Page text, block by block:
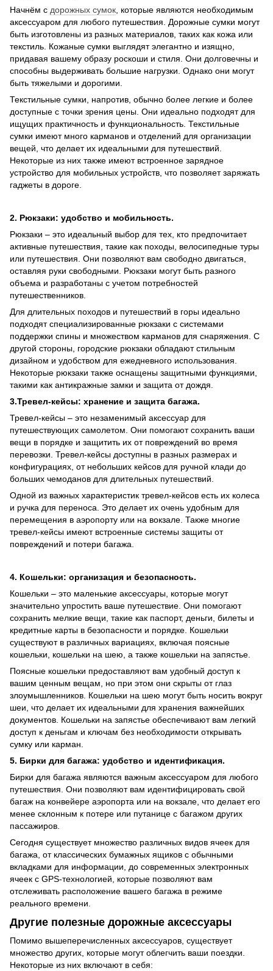
Начнём с дорожных сумок , которые являются необходимым
аксессуаром для любого путешествия. Дорожные сумки могут
быть изготовлены из разных материалов, таких как кожа или
текстиль. Кожаные сумки выглядят элегантно и изящно,
придавая вашему образу роскоши и стиля. Они долговечны и
способны выдерживать большие нагрузки. Однако они могут
быть тяжелыми и дорогими.
Текстильные сумки, напротив, обычно более легкие и более
доступные с точки зрения цены. Они идеально подходят для
ищущих практичность и функциональность. Текстильные
сумки имеют много карманов и отделений для организации
вещей, что делает их идеальными для путешествий.
Некоторые из них также имеют встроенное зарядное
устройство для мобильных устройств, что позволяет заряжать
гаджеты в дороге.
2. Рюкзаки: удобство и мобильность.
Рюкзаки – это идеальный выбор для тех, кто предпочитает
активные путешествия, такие как походы, велосипедные туры
или путешествия. Они позволяют вам свободно двигаться,
оставляя руки свободными. Рюкзаки могут быть разного
объема и разработаны с учетом потребностей
путешественников.
Для длительных походов и путешествий в горы идеально
подходят специализированные рюкзаки с системами
поддержки спины и множеством карманов для снаряжения. С
другой стороны, городские рюкзаки обладают стильным
дизайном и удобством для ежедневного использования.
Некоторые рюкзаки также оснащены защитными функциями,
такими как антикражные замки и защита от дождя.
3.Тревел-кейсы: хранение и защита багажа.
Тревел-кейсы – это незаменимый аксессуар для
путешествующих самолетом. Они помогают сохранить ваши
вещи в порядке и защитить их от повреждений во время
перевозки. Тревел-кейсы доступны в разных размерах и
конфигурациях, от небольших кейсов для ручной клади до
больших чемоданов для длительных путешествий.
Одной из важных характеристик тревел-кейсов есть их колеса
и ручка для переноса. Это делает их очень удобным для
перемещения в аэропорту или на вокзале. Также многие
тревел-кейсы имеют встроенные системы защиты от
повреждений и потери багажа.
4. Кошельки: организация и безопасность.
Кошельки – это маленькие аксессуары, которые могут
значительно упростить ваше путешествие. Они помогают
сохранить мелкие вещи, такие как паспорт, деньги, билеты и
кредитные карты в безопасности и порядке. Кошельки
существуют в различных вариациях, включая поясные
кошельки, кошельки на шею, а также кошельки на запястье.
Поясные кошельки предоставляют вам удобный доступ к
вашим ценным вещам, но при этом они скрыты от глаз
злоумышленников. Кошельки на шею могут быть носить вокруг
шеи, что делает их идеальными для хранения важнейших
документов. Кошельки на запястье обеспечивают вам легкий
доступ к деньгам и ключам без необходимости открывать
сумку или карман.
5. Бирки для багажа: удобство и идентификация.
Бирки для багажа являются важным аксессуаром для любого
путешествия. Они позволяют вам идентифицировать свой
багаж на конвейере аэропорта или на вокзале, что делает его
менее склонным к потере или путанице с багажом других
пассажиров.
Сегодня существует множество различных видов ячеек для
багажа, от классических бумажных ящиков с обычными
вкладками для информации, до современных электронных
ячеек с GPS-технологией, которые позволяют вам
отслеживать расположение вашего багажа в режиме
реального времени.
Другие полезные дорожные аксессуары
Помимо вышеперечисленных аксессуаров, существует
множество других, которые могут облегчить ваши поездки.
Некоторые из них включают в себя: